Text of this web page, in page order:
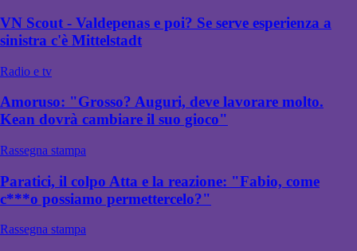
VN Scout - Valdepenas e poi? Se serve esperienza a
sinistra c'è Mittelstadt
Radio e tv
Amoruso: "Grosso? Auguri, deve lavorare molto.
Kean dovrà cambiare il suo gioco"
Rassegna stampa
Paratici, il colpo Atta e la reazione: "Fabio, come
c***o possiamo permettercelo?"
Rassegna stampa